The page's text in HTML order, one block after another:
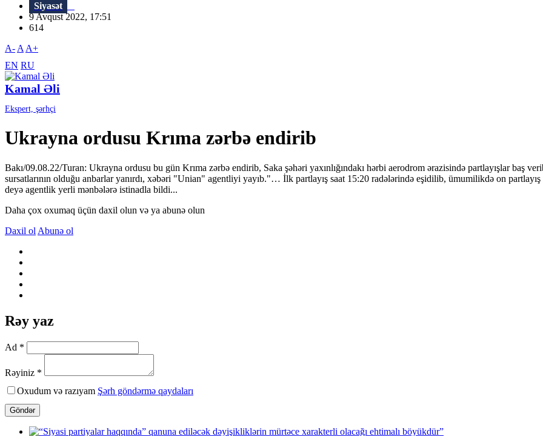
Siyasət
9 Avqust 2022, 17:51
614
A- A A+
EN RU
Kamal Əli
Ekspert, şərhçi
Ukrayna ordusu Krıma zərbə endirib
Bakı/09.08.22/Turan: Ukrayna ordusu bu gün Krıma zərbə endirib, Saka şəhəri yaxınlığındakı hərbi aerodrom ərazisində partlayışlar baş
sursatlarının olduğu anbarlar yanırdı, xəbəri "Unian" agentliyi yayıb."… İlk partlayış saat 15:20 radələrində eşidilib, ümumilikdə on
deyə agentlik yerli mənbələrə istinadla bildi...
Daha çox oxumaq üçün daxil olun və ya abunə olun
Daxil ol Abunə ol
Rəy yaz
Ad *
Rəyiniz *
Oxudum və razıyam Şərh göndərmə qaydaları
Göndər